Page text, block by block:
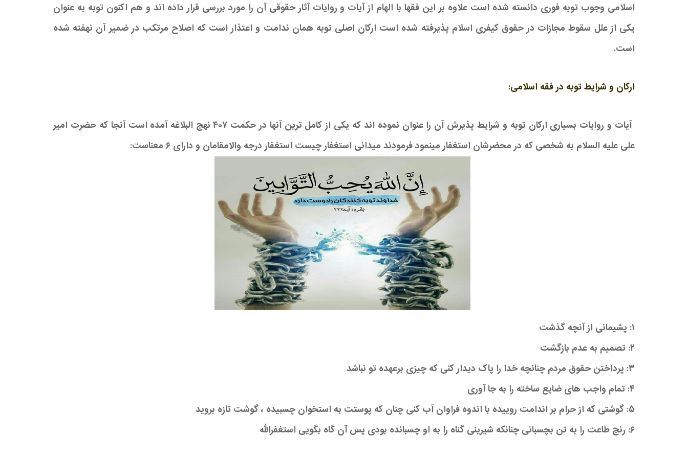
اسلامی وجوب توبه فوری دانسته شده است علاوه بر این فقها با الهام از آیات و روایات آثار حقوقی آن را مورد بررسی قرار داده اند و هم اکنون توبه به عنوان
یکی از علل سقوط مجازات در حقوق کیفری اسلام پذیرفته شده است ارکان اصلی توبه همان ندامت و اعتذار است که اصلاح مرتکب در ضمیر آن نهفته شده
است.
ارکان و شرایط توبه در فقه اسلامی:
آیات و روایات بسیاری ارکان توبه و شرایط پذیرش آن را عنوان نموده اند که یکی از کامل ترین آنها در حکمت ۴۰۷ نهج البلاغه آمده است آنجا که حضرت امیر
علی علیه السلام به شخصی که در محضرشان استغفار مینمود فرمودند میدانی استغفار چیست استغفار درجه والامقامان و دارای ۶ معناست:
۱: پشیمانی از آنچه گذشت
۲: تصمیم به عدم بازگشت
۳: پرداختن حقوق مردم چنانچه خدا را پاک دیدار کنی که چیزی برعهده تو نباشد
۴: تمام واجب های ضایع ساخته را به جا آوری
۵: گوشتی که از حرام بر اندامت روییده با اندوه فراوان آب کنی چنان که پوستت به استخوان چسبیده ، گوشت تازه بروید
۶: رنج طاعت را به تن بچسبانی چنانکه شیرینی گناه را به او چسبانده بودی پس آن گاه بگویی استغفرالله